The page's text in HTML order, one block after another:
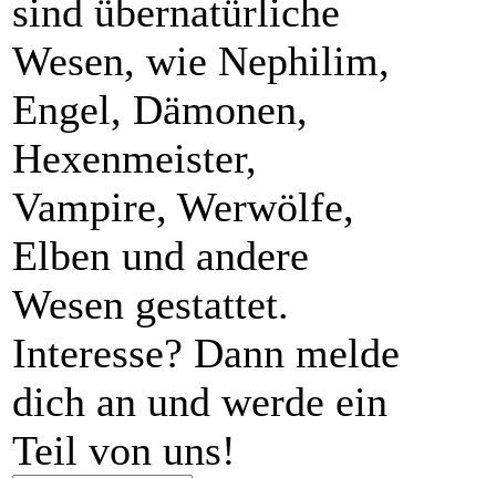
sind übernatürliche
Wesen, wie Nephilim,
Engel, Dämonen,
Hexenmeister,
Vampire, Werwölfe,
Elben und andere
Wesen gestattet.
Interesse? Dann melde
dich an und werde ein
Teil von uns!